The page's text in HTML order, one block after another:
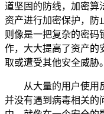
道坚固的防线，加密算
资产进行加密保护，防
则像是一把复杂的密码
作，大大提高了资产的
取或遭受其他安全威胁。
从大量的用户使用
并没有遇到病毒相关的